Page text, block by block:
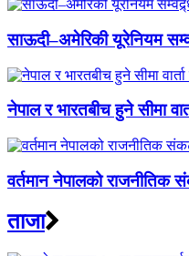
साऊदी–अमेरिकी यूरेनियम
नेपाल र भारतबीच हुने सीमा
वर्तमान नेपालको राजनीतिक
ताजा